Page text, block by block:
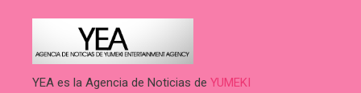
YEA es la Agencia de Noticias de YUMEKI